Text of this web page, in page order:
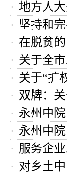
提出建议
地方人
坚持和
在脱贫
关于全
关于“扩
双牌：
永州中
出对策
永州中
全的犯罪
服务企
对乡土